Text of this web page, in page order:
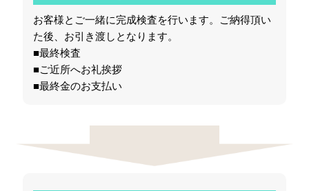
お客様とご一緒に完成検査を行います。ご納得頂い
た後、お引き渡しとなります。
■最終検査
■ご近所へお礼挨拶
■最終金のお支払い